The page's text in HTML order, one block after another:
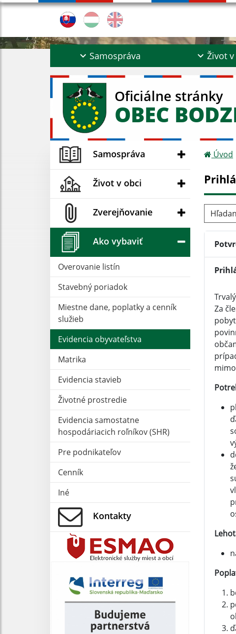
Samospráva Život
Oficiálne stránky
OBEC
Samospráva
Život v obci
Zverejňovanie
Ako vybaviť
Overovanie listín
Stavebný poriadok
Miestne dane, poplatky a cenník
služieb
Evidencia obyvateľstva
Matrika
Evidencia stavieb
Životné prostredie
Evidencia samostatne
hospodáriacich roľníkov (SHR)
Pre podnikateľov
Cenník
Iné
Kontakty
Úvod
Za